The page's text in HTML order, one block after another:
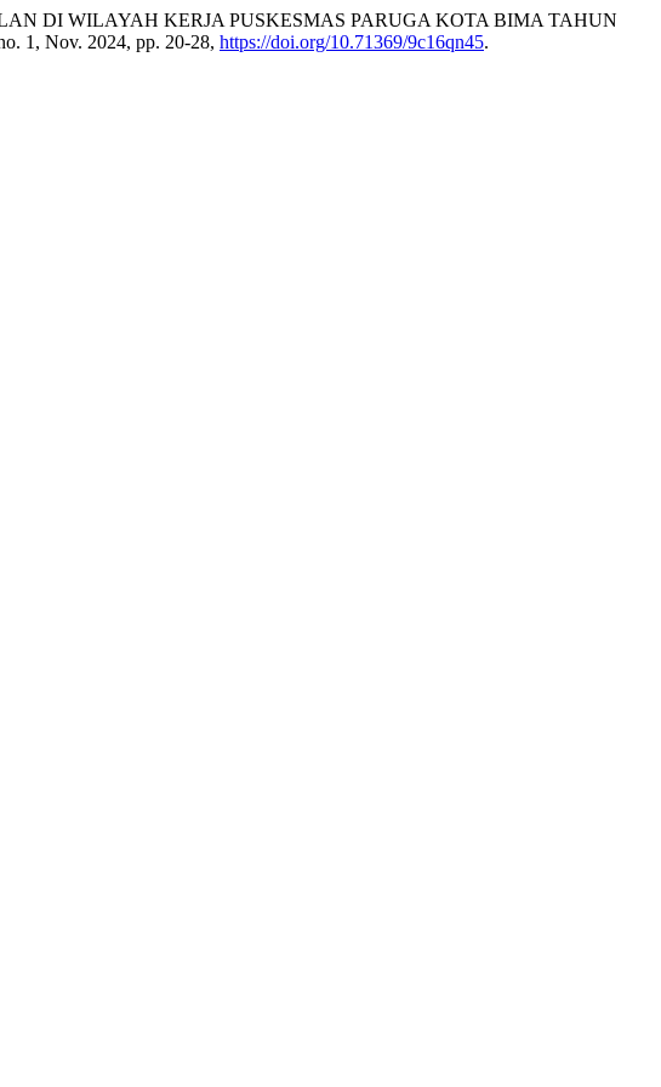
DI WILAYAH KERJA PUSKESMAS PARUGA KOTA BIMA TAHUN
1, Nov. 2024, pp. 20-28, https://doi.org/10.71369/9c16qn45.